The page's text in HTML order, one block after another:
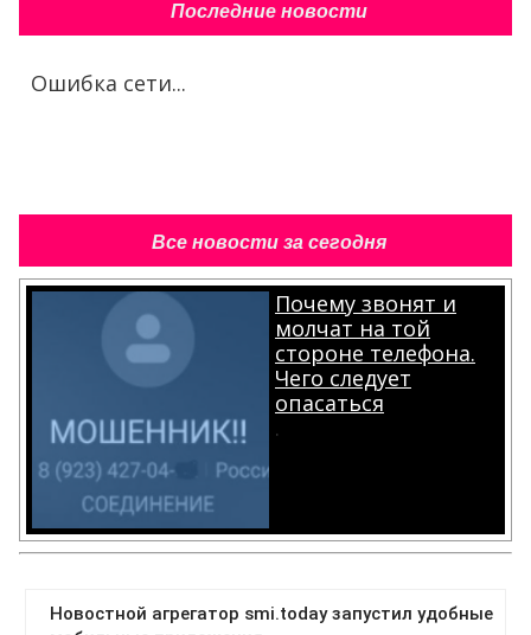
Последние новости
Ошибка сети...
Все новости за сегодня
Почему звонят и
молчат на той
стороне телефона.
Чего следует
опасаться
.